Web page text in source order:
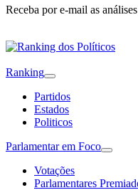
Receba por e-mail as
Ranking
Partidos
Estados
Politicos
Parlamentar em Foco
Votações
Parlamentares